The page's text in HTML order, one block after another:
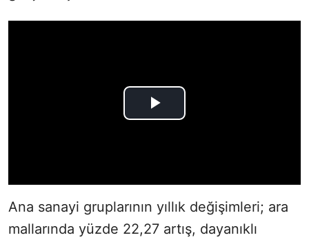
Ana sanayi gruplarının yıllık değişimleri; ara
mallarında yüzde 22,27 artış, dayanıklı